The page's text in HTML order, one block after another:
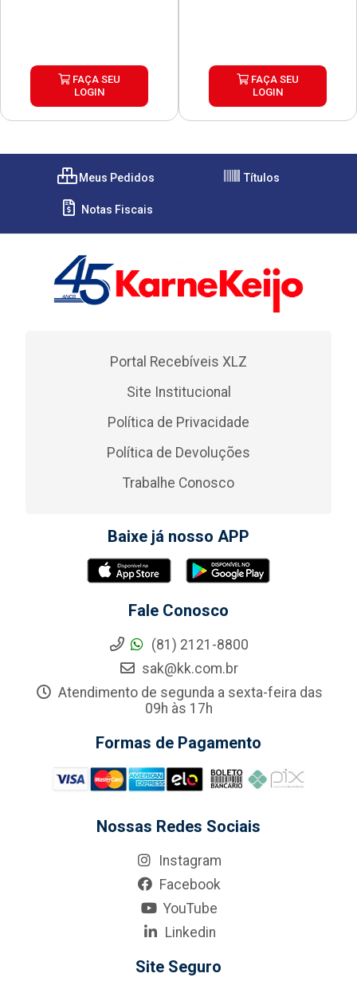
FAÇA SEU
LOGIN
FAÇA SEU
LOGIN
Meus Pedidos Títulos
Notas Fiscais
Portal Recebíveis XLZ
Site Institucional
Política de Privacidade
Política de Devoluções
Trabalhe Conosco
Baixe já nosso APP
Fale Conosco
(81) 2121-8800
sak@kk.com.br
Atendimento de segunda a sexta-feira das
09h às 17h
Formas de Pagamento
Nossas Redes Sociais
Instagram
Facebook
YouTube
Linkedin
Site Seguro